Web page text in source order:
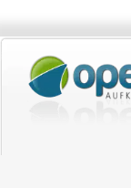
springen